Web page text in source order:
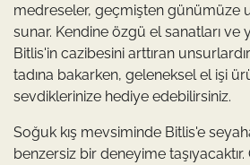
medreseler, geçmişten günümüze
sunar. Kendine özgü el sanatları ve
Bitlis'in cazibesini arttıran
tadına bakarken, geleneksel el işi
sevdiklerinize hediye edebilirsiniz.
Soğuk kış mevsiminde Bitlis'e
benzersiz bir deneyime